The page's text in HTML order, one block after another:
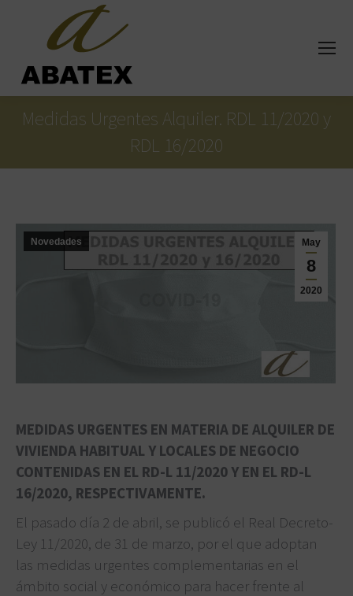
Medidas Urgentes Alquiler. RDL 11/2020 y
RDL 16/2020
Estás aquí:
May
8
2020
Novedades
MEDIDAS URGENTES EN MATERIA DE ALQUILER DE
VIVIENDA HABITUAL Y LOCALES DE NEGOCIO
CONTENIDAS EN EL RD-L 11/2020 Y EN EL RD-L
16/2020, RESPECTIVAMENTE.
El pasado día 2 de abril, se publicó el Real Decreto-
Ley 11/2020, de 31 de marzo, por el que adoptan
las medidas urgentes complementarias en el
ámbito social y económico para hacer frente al